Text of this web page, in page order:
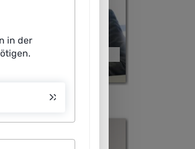
Suchy
in der